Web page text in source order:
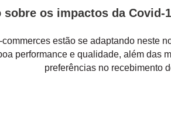
sobre os impactos da Covid-
estão se adaptando neste
performance e qualidade, além das
preferências no recebimento